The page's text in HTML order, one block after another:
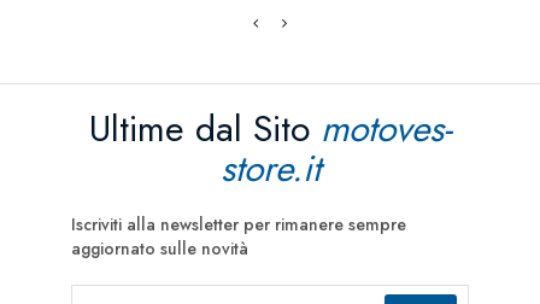
Ultime dal Sito motoves-
store.it
Iscriviti alla newsletter per rimanere sempre
aggiornato sulle novità